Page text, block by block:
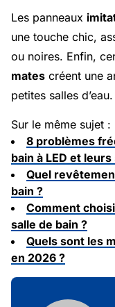
Les panneaux
une touche chic,
ou noires. Enfin,
mates créent une
petites salles d’eau.
Sur le même sujet :
8 problèmes
bain à LED et
Quel
bain ?
Comment
salle de bain ?
Quels sont les
en 2026 ?